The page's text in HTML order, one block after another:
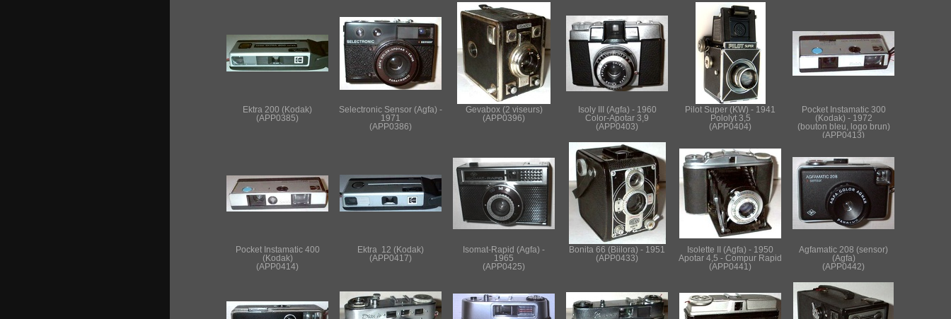
Ektra 200 (Kodak)
(APP0385)
Selectronic Sensor (Agfa) -
1971
(APP0386)
Gevabox (2 viseurs)
(APP0396)
Isoly III (Agfa) - 1960
Color-Apotar 3,9
(APP0403)
Pilot Super (KW) - 1941
Pololyt 3,5
(APP0404)
Pocket Instamatic 300
(Kodak) - 1972
(bouton bleu, logo brun)
(APP0413)
Pocket Instamatic 400
(Kodak)
(APP0414)
Ektra 12 (Kodak)
(APP0417)
Isomat-Rapid (Agfa) -
1965
(APP0425)
Bonita 66 (Biilora) - 1951
(APP0433)
Isolette II (Agfa) - 1950
Apotar 4,5 - Compur Rapid
(APP0441)
Agfamatic 208 (sensor)
(Agfa)
(APP0442)